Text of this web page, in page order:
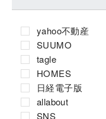
yahoo不動産
SUUMO
tagle
HOMES
日経電子版
allabout
SNS